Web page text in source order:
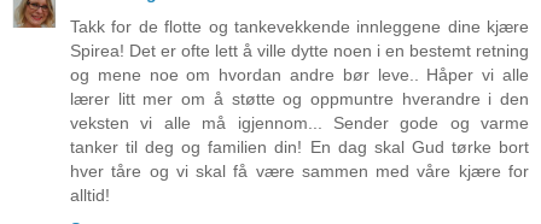
Takk for de flotte og tankevekkende innleggene dine kjære
Spirea! Det er ofte lett å ville dytte noen i en bestemt retning
og mene noe om hvordan andre bør leve.. Håper vi alle
lærer litt mer om å støtte og oppmuntre hverandre i den
veksten vi alle må igjennom... Sender gode og varme
tanker til deg og familien din! En dag skal Gud tørke bort
hver tåre og vi skal få være sammen med våre kjære for
alltid!